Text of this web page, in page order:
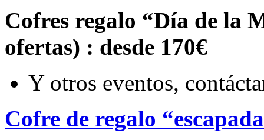
Cofres regalo “Día de la
ofertas) : desde 170€
Y otros eventos,
Cofre de regalo